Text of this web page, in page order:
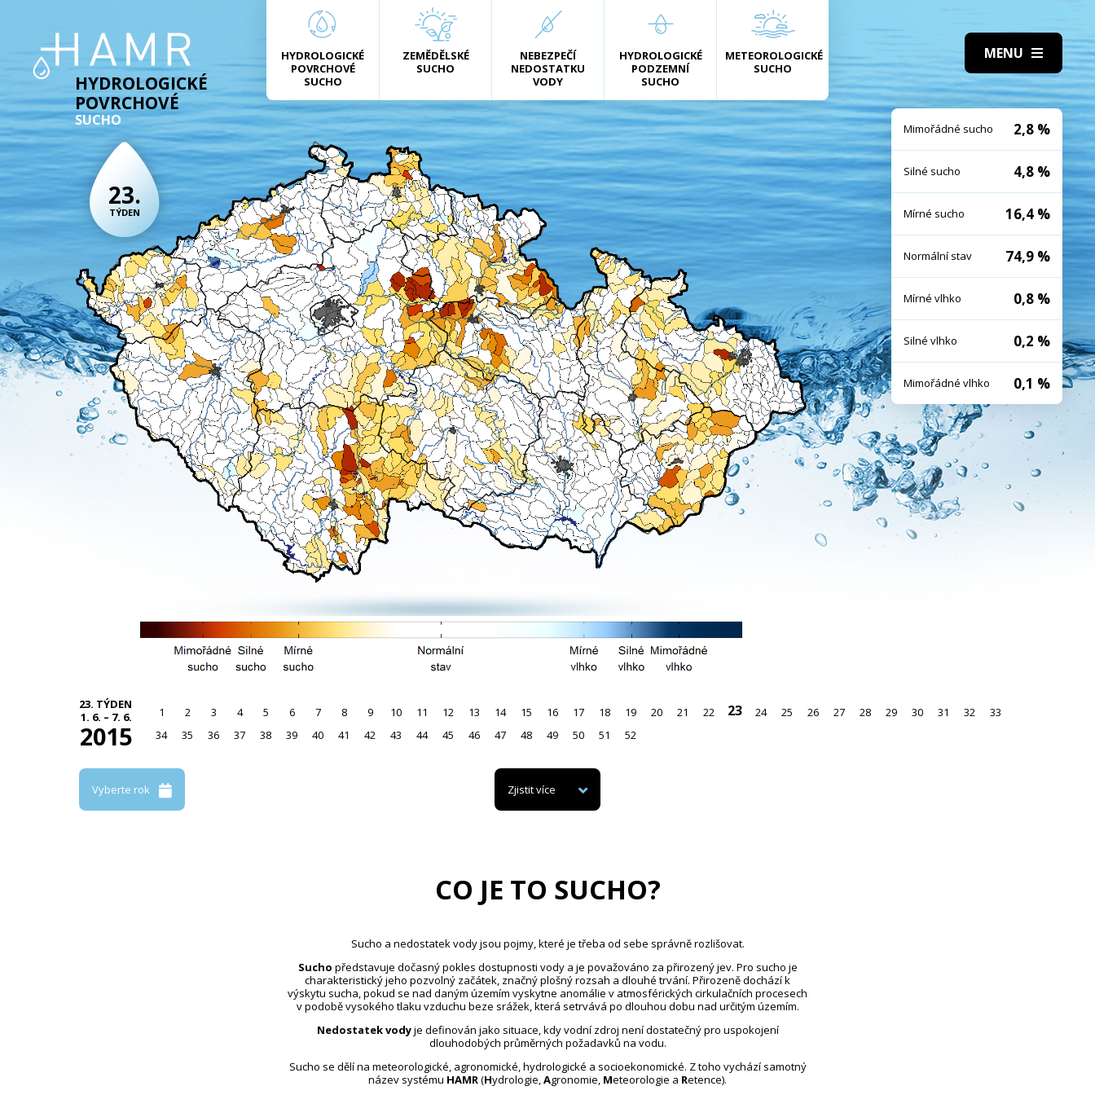
HYDROLOGICKÉ
POVRCHOVÉ
SUCHO
ZEMĚDĚLSKÉ
SUCHO
NEBEZPEČÍ
NEDOSTATKU
VODY
HYDROLOGICKÉ
PODZEMNÍ
SUCHO
METEOROLOGICKÉ
SUCHO
HYDROLOGICKÉ
POVRCHOVÉ
SUCHO
23.
TÝDEN
23. TÝDEN
1. 6. – 7. 6.
2015
1 2 3 4 5 6 7 8 9 10 11 12 13 14 15 16 17 18 19 20 21 22 23 24 25 26 27 28 29 30 31 32
33
34
35 36 37 38 39 40 41 42 43 44 45 46 47 48 49 50 51 52
Mimořádné sucho 2,8 %
Silné sucho 4,8 %
Mírné sucho 16,4 %
Normální stav 74,9 %
Mírné vlhko 0,8 %
Silné vlhko 0,2 %
Mimořádné vlhko 0,1 %
Vyberte rok Zjistit více
CO JE TO SUCHO?
Sucho a nedostatek vody jsou pojmy, které je třeba od sebe správně rozlišovat.
Sucho představuje dočasný pokles dostupnosti vody a je považováno za přirozený jev. Pro sucho je
charakteristický jeho pozvolný začátek, značný plošný rozsah a dlouhé trvání. Přirozeně dochází k
výskytu sucha, pokud se nad daným územím vyskytne anomálie v atmosférických cirkulačních procesech
v podobě vysokého tlaku vzduchu beze srážek, která setrvává po dlouhou dobu nad určitým územím.
Nedostatek vodyje definován jako situace, kdy vodní zdroj není dostatečný pro uspokojení
dlouhodobých průměrných požadavků na vodu.
Sucho se dělí na meteorologické, agronomické, hydrologické a socioekonomické. Z toho vychází samotný
název systému HAMR(Hydrologie,Agronomie, Meteorologie a Retence).